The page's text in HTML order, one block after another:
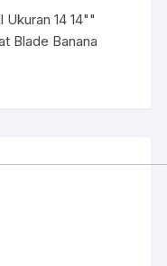
14 14""
Blade Banana